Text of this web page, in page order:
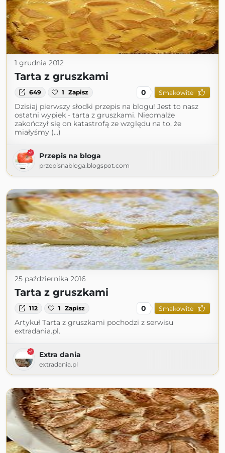
1 grudnia 2012
Tarta z gruszkami
649 1 Zapisz 0 Smakowite
Dzisiaj pierwszy słodki przepis na blogu! Jest to nasz
ostatni wypiek - tarta z gruszkami. Nieomalże
zakończył się on katastrofą ze względu na to, że
miałyśmy (...)
Przepis na bloga
przepisnabloga.blogspot.com
25 października 2016
Tarta z gruszkami
112 1 Zapisz 0 Smakowite
Artykuł Tarta z gruszkami pochodzi z serwisu
extradania.pl.
Extra dania
extradania.pl